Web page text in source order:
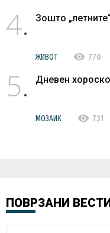
4 Зошто
ЖИВОТ visibility 770
5 Дневен
МОЗАИК visibility 731
ПОВРЗАНИ